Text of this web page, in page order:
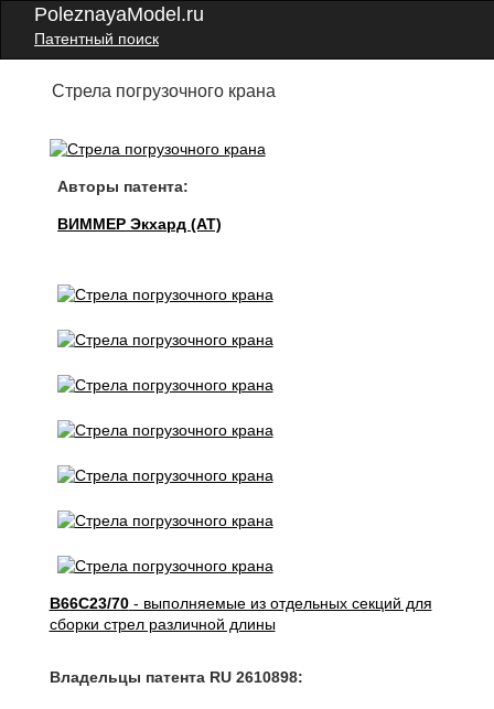
PoleznayaModel.ru
Патентный поиск
Стрела погрузочного крана
Авторы патента:
ВИММЕР Экхард (AT)
B66C23/70- выполняемые из отдельных секций для
сборки стрел различной длины
Владельцы патента RU 2610898: